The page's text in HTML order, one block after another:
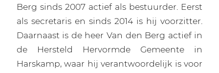
Berg sinds 2007 actief als bestuurder. Eerst
als secretaris en sinds 2014 is hij voorzitter.
Daarnaast is de heer Van den Berg actief in
de Hersteld Hervormde Gemeente in
Harskamp, waar hij verantwoordelijk is voor